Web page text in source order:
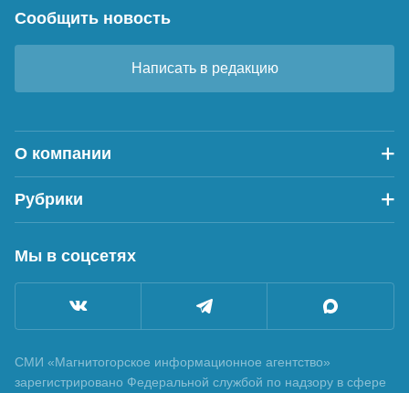
Сообщить новость
Написать в редакцию
О компании
Рубрики
Мы в соцсетях
СМИ «Магнитогорское информационное агентство»
зарегистрировано Федеральной службой по надзору в сфере